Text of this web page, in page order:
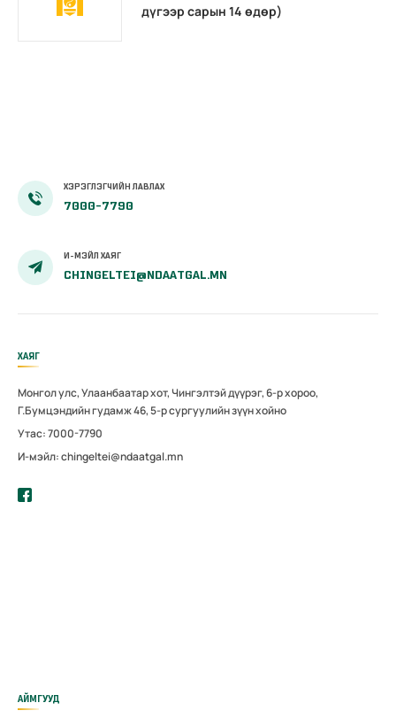
дүгээр сарын 14 өдөр)
ХЭРЭГЛЭГЧИЙН ЛАВЛАХ
7000-7790
И-МЭЙЛ ХАЯГ
CHINGELTEI@NDAATGAL.MN
ХАЯГ
Монгол улс, Улаанбаатар хот, Чингэлтэй дүүрэг, 6-р хороо,
Г.Бумцэндийн гудамж 46, 5-р сургуулийн зүүн хойно
Утас: 7000-7790
И-мэйл: chingeltei@ndaatgal.mn
АЙМГУУД